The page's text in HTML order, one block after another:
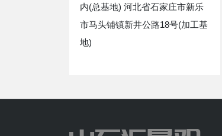
内(总基地) 河北省石家庄市新乐
市马头铺镇新井公路18号(加工基
地)